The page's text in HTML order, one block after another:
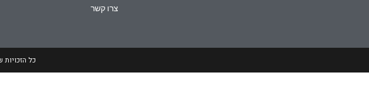
צרו קשר
כל הזכויות